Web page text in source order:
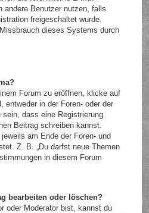
andere Benutzer nutzen, falls
freigeschaltet wurde.
dieses Systems durch
Forum zu eröffnen, klicke auf
entweder in der Foren- oder der
dass eine Registrierung
Beitrag schreiben kannst.
am Ende der Foren- und
Z. B. „Du darfst neue Themen
in diesem Forum
bearbeiten oder löschen?
oder Moderator bist, kannst du